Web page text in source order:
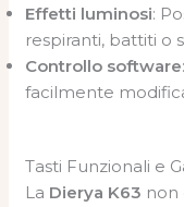
Effetti luminosi:
respiranti, battiti o
Controllo software
facilmente
Tasti Funzionali e
La Dierya K63 non